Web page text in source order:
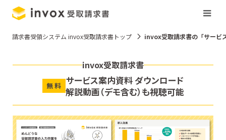
請求書受領システム invox受取請求書トップ invox受取請求書の「サービ
invox受取請求書
無 料 サービス案内資料 ダウンロード
解説動画（デモ含む）も視聴可能